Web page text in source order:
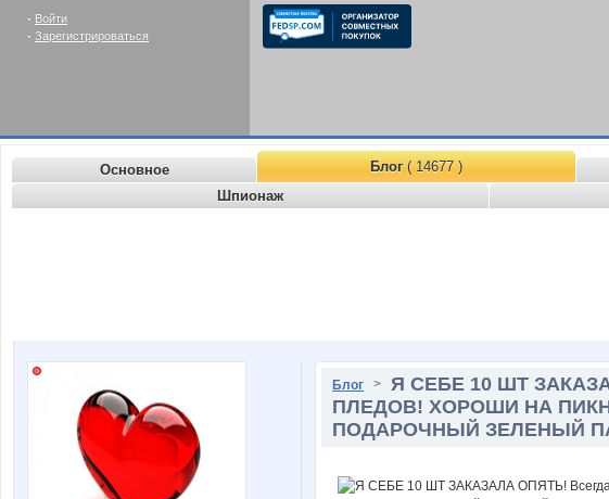
- Войти
- Зарегистрироваться
Основное Блог( 14677 )
Шпионаж
Блог > Я СЕБЕ 10 ШТ
ПЛЕДОВ! ХОРОШИ НА
ПОДАРОЧНЫЙ ЗЕЛЕНЫЙ